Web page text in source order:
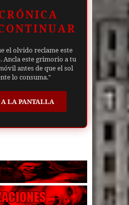
el olvido reclame este
Ancla este grimorio a tu
antes de que el sol
lo consuma."
A LA PANTALLA